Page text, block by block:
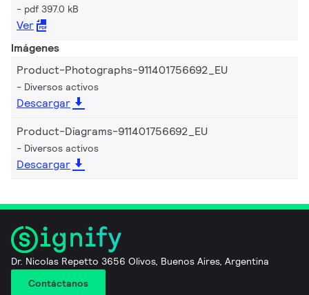
pdf 397.0 kB
Ver
Imágenes
Product-Photographs-911401756692_EU
Diversos activos
Descargar
Product-Diagrams-911401756692_EU
Diversos activos
Descargar
Dr. Nicolas Repetto 3656 Olivos, Buenos Aires, Argentina
Contáctanos